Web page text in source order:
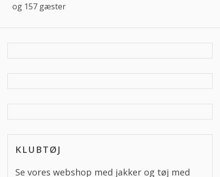
og 157 gæster
KLUBTØJ
Se vores webshop med jakker og tøj med